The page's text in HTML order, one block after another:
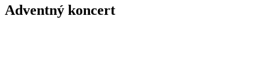
Adventný koncert